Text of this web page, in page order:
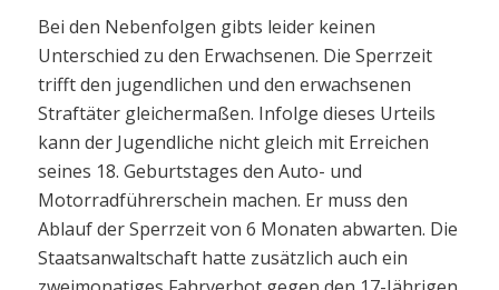
Bei den Nebenfolgen gibts leider keinen
Unterschied zu den Erwachsenen. Die Sperrzeit
trifft den jugendlichen und den erwachsenen
Straftäter gleichermaßen. Infolge dieses Urteils
kann der Jugendliche nicht gleich mit Erreichen
seines 18. Geburtstages den Auto- und
Motorradführerschein machen. Er muss den
Ablauf der Sperrzeit von 6 Monaten abwarten. Die
Staatsanwaltschaft hatte zusätzlich auch ein